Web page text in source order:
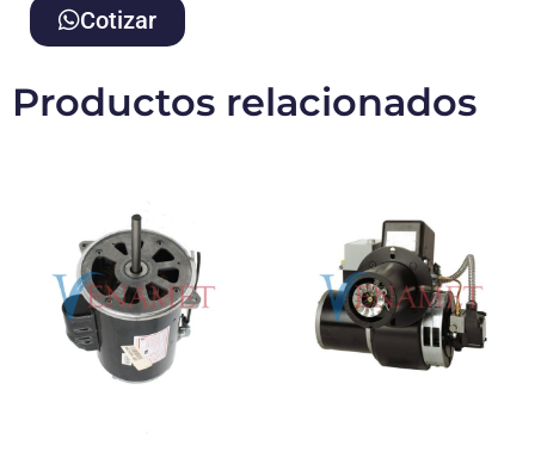
Cotizar
Productos relacionados